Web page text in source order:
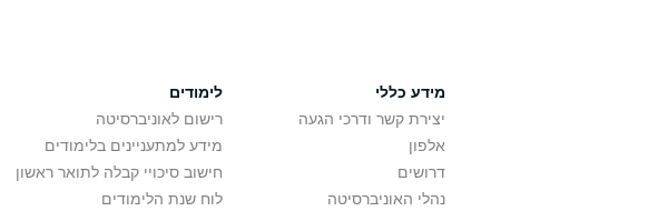
מידע כללי
יצירת קשר ודרכי הגעה
אלפון
דרושים
נהלי האוניברסיטה
לימודים
רישום לאוניברסיטה
מידע למתעניינים בלימודים
חישוב סיכויי קבלה לתואר ראשון
לוח שנת הלימודים